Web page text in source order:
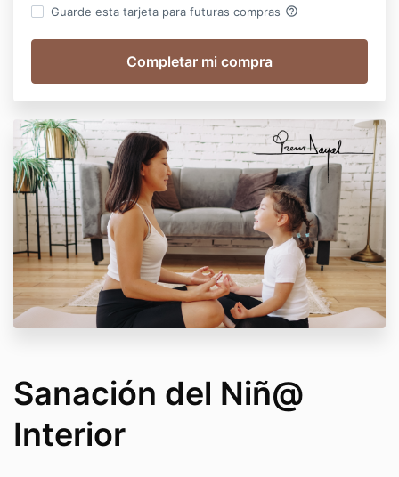
Guarde esta tarjeta para futuras compras help_outline
Sanación del Niñ@
Interior